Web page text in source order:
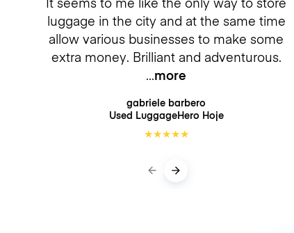
luggage in the city and at the same time
allow various businesses to make some
extra money. Brilliant and adventurous.
more
gabriele barbero
Used LuggageHero Hoje
★★★★★